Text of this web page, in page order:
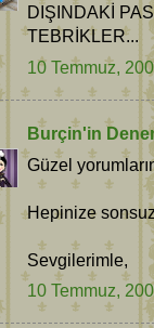
DIŞINDAKİ
TEBRİKLER...
10 Temmuz,
Burçin'in
Güzel
Hepinize
Sevgilerimle,
10 Temmuz,